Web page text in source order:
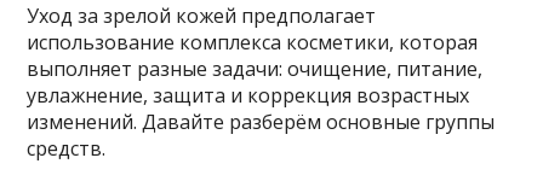
Уход за зрелой кожей предполагает
использование комплекса косметики, которая
выполняет разные задачи: очищение, питание,
увлажнение, защита и коррекция возрастных
изменений. Давайте разберём основные группы
средств.